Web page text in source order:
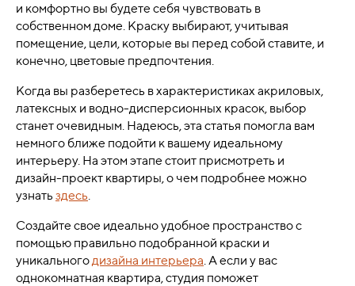
и комфортно вы будете себя чувствовать в
собственном доме. Краску выбирают, учитывая
помещение, цели, которые вы перед собой ставите, и
конечно, цветовые предпочтения.
Когда вы разберетесь в характеристиках акриловых,
латексных и водно-дисперсионных красок, выбор
станет очевидным. Надеюсь, эта статья помогла вам
немного ближе подойти к вашему идеальному
интерьеру. На этом этапе стоит присмотреть и
дизайн-проект квартиры, о чем подробнее можно
узнать здесь.
Создайте свое идеально удобное пространство с
помощью правильно подобранной краски и
уникальногодизайна интерьера. А если у вас
однокомнатная квартира, студия поможет